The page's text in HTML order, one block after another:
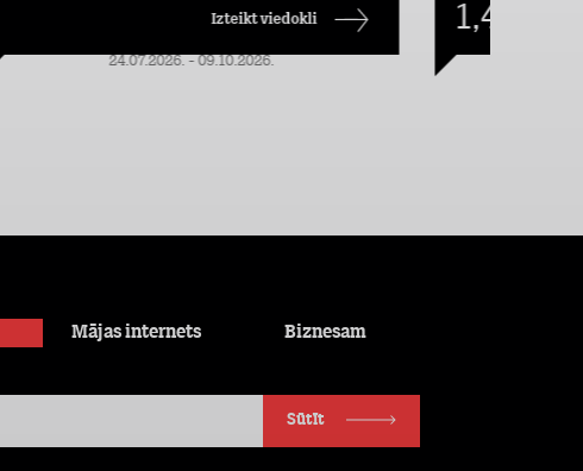
Izteikt viedokli
24.07.2026. - 09.10.2026.
1,49
Mājas internets Biznesam
Sūtīt